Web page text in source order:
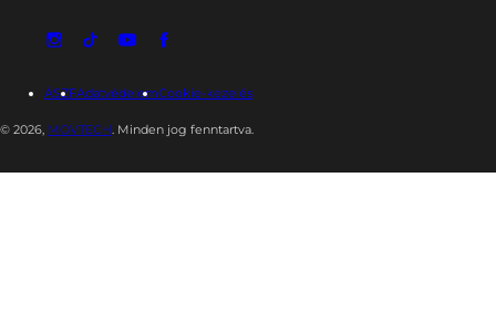
ÁSZFAdatvédelemCookie-kezelés
© 2026, MOVTECH. Minden jog fenntartva.